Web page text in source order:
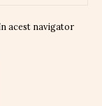
acest navigator